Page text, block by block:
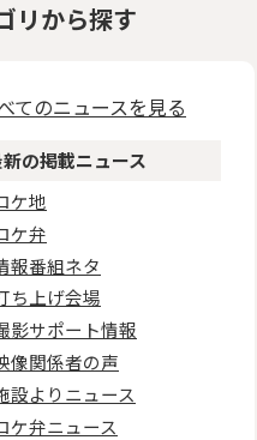
リから探す
てのニュースを見る
の掲載ニュース
ケ地
ケ弁
報番組ネタ
ち上げ会場
影サポート情報
像関係者の声
設よりニュース
ケ弁ニュース